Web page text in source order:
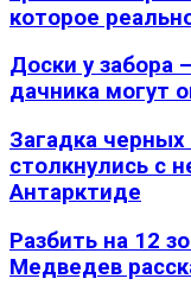
которое
Доски у забора
дачника могут
Загадка
столкнулись с
Антарктиде
Разбить на 12
Медведев